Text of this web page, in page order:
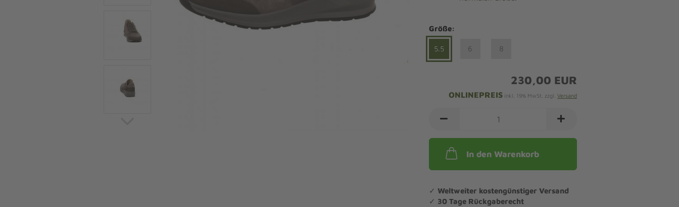
Jagdschuhe
Gummistiefel
Zwiegenähte Jagdschuhe
Sneaker Komfort
Größe:
5.5 6 8
230,00 EUR
ONLINEPREISinkl. 19% MwSt. zzgl. Versand
In den Warenkorb
✓ Weltweiter kostengünstiger Versand
✓ 30 Tage Rückgaberecht